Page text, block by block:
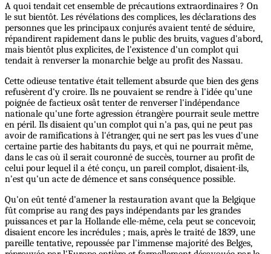
A quoi tendait cet ensemble de précautions extraordinaires ? On
le sut bientôt. Les révélations des complices, les déclarations des
personnes que les principaux conjurés avaient tenté de séduire,
répandirent rapidement dans le public des bruits, vagues d'abord,
mais bientôt plus explicites, de l'existence d'un complot qui
tendait à renverser la monarchie belge au profit des Nassau.
Cette odieuse tentative était tellement absurde que bien des gens
refusèrent d'y croire. Ils ne pouvaient se rendre à l'idée qu'une
poignée de factieux osât tenter de renverser l'indépendance
nationale qu'une forte agression étrangère pourrait seule mettre
en péril. Ils disaient qu'un complot qui n'a pas, qui ne peut pas
avoir de ramifications à l'étranger, qui ne sert pas les vues d'une
certaine partie des habitants du pays, et qui ne pourrait même,
dans le cas où il serait couronné de succès, tourner au profit de
celui pour lequel il a été conçu, un pareil complot, disaient-ils,
n'est qu'un acte de démence et sans conséquence possible.
Qu'on eût tenté d'amener la restauration avant que la Belgique
fût comprise au rang des pays indépendants par les grandes
puissances et par la Hollande elle-même, cela peut se concevoir,
disaient encore les incrédules ; mais, après le traité de 1839, une
pareille tentative, repoussée par l'immense majorité des Belges,